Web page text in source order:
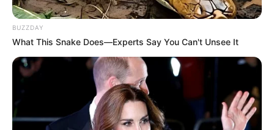
BUZZDAY
What This Snake Does—Experts Say You Can't Unsee It